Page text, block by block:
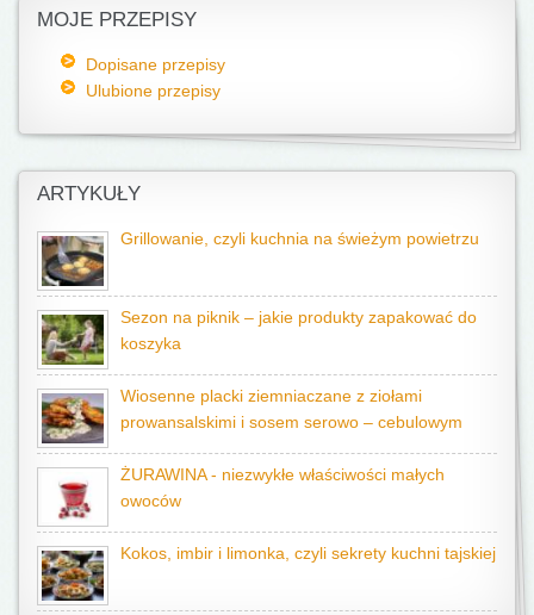
MOJE PRZEPISY
Dopisane przepisy
Ulubione przepisy
ARTYKUŁY
Grillowanie, czyli kuchnia na świeżym powietrzu
Sezon na piknik – jakie produkty zapakować do
koszyka
Wiosenne placki ziemniaczane z ziołami
prowansalskimi i sosem serowo – cebulowym
ŻURAWINA - niezwykłe właściwości małych
owoców
Kokos, imbir i limonka, czyli sekrety kuchni tajskiej